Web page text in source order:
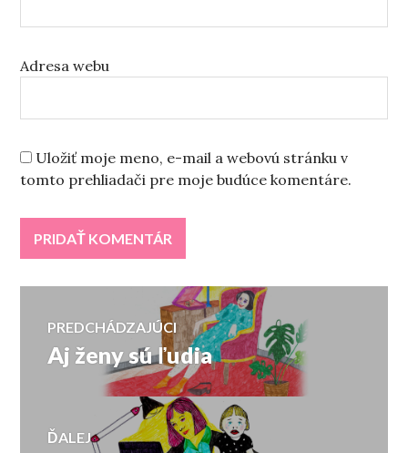
Adresa webu
Uložiť moje meno, e-mail a webovú stránku v
tomto prehliadači pre moje budúce komentáre.
Navigácia
článku
PREDCHÁDZAJÚCI
Predchádzajúci
článok:
Aj ženy sú ľudia
ĎALEJ